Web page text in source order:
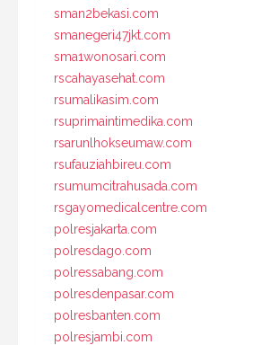
sman2bekasi.com
smanegeri47jkt.com
sma1wonosari.com
rscahayasehat.com
rsumalikasim.com
rsuprimaintimedika.com
rsarunlhokseumaw.com
rsufauziahbireu.com
rsumumcitrahusada.com
rsgayomedicalcentre.com
polresjakarta.com
polresdago.com
polressabang.com
polresdenpasar.com
polresbanten.com
polresjambi.com